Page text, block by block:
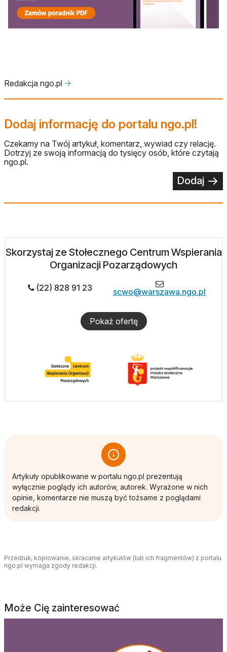
Redakcja ngo.pl 🡢
Dodaj informację do portalu ngo.pl!
Czekamy na Twój artykuł, komentarz, wywiad czy relację.
Dotrzyj ze swoją informacją do tysięcy osób, które czytają
ngo.pl.
Dodaj
Skorzystaj ze Stołecznego Centrum Wspierania
Organizacji Pozarządowych
(22) 828 91 23 scwo@warszawa.ngo.pl
Pokaż ofertę
Artykuły opublikowane w portalu ngo.pl prezentują
wyłącznie poglądy ich autorów, autorek. Wyrażone w nich
opinie, komentarze nie muszą być tożsame z poglądami
redakcji.
Przedruk, kopiowanie, skracanie artykułów (lub ich fragmentów) z portalu
ngo.pl wymaga zgody redakcji.
Może Cię zainteresować